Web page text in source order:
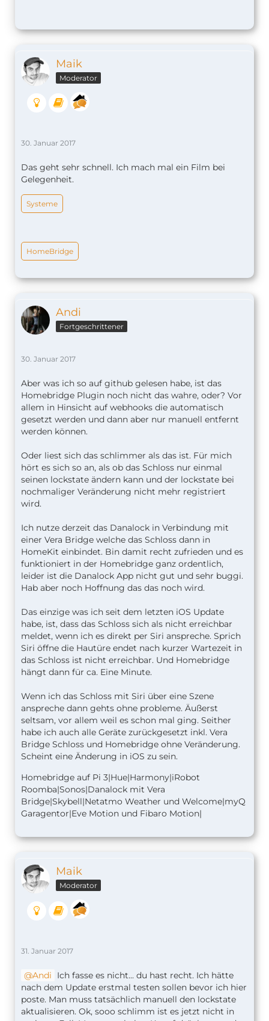
Maik
Moderator
30. Januar 2017
Das geht sehr schnell. Ich mach mal ein Film bei
Gelegenheit.
Systeme
HomeBridge
Andi
Fortgeschrittener
30. Januar 2017
Aber was ich so auf github gelesen habe, ist das
Homebridge Plugin noch nicht das wahre, oder? Vor
allem in Hinsicht auf webhooks die automatisch
gesetzt werden und dann aber nur manuell entfernt
werden können.
Oder liest sich das schlimmer als das ist. Für mich
hört es sich so an, als ob das Schloss nur einmal
seinen lockstate ändern kann und der lockstate bei
nochmaliger Veränderung nicht mehr registriert
wird.
Ich nutze derzeit das Danalock in Verbindung mit
einer Vera Bridge welche das Schloss dann in
HomeKit einbindet. Bin damit recht zufrieden und es
funktioniert in der Homebridge ganz ordentlich,
leider ist die Danalock App nicht gut und sehr buggi.
Hab aber noch Hoffnung das das noch wird.
Das einzige was ich seit dem letzten iOS Update
habe, ist, dass das Schloss sich als nicht erreichbar
meldet, wenn ich es direkt per Siri anspreche. Sprich
Siri öffne die Hautüre endet nach kurzer Wartezeit in
das Schloss ist nicht erreichbar. Und Homebridge
hängt dann für ca. Eine Minute.
Wenn ich das Schloss mit Siri über eine Szene
anspreche dann gehts ohne probleme. Äußerst
seltsam, vor allem weil es schon mal ging. Seither
habe ich auch alle Geräte zurückgesetzt inkl. Vera
Bridge Schloss und Homebridge ohne Veränderung.
Scheint eine Änderung in iOS zu sein.
Homebridge auf Pi 3|Hue|Harmony|iRobot
Roomba|Sonos|Danalock mit Vera
Bridge|Skybell|Netatmo Weather und Welcome|myQ
Garagentor|Eve Motion und Fibaro Motion|
Maik
Moderator
31. Januar 2017
Andi
Ich fasse es nicht... du hast recht. Ich hätte
nach dem Update erstmal testen sollen bevor ich hier
poste. Man muss tatsächlich manuell den lockstate
aktualisieren. Ok, sooo schlimm ist es jetzt nicht in